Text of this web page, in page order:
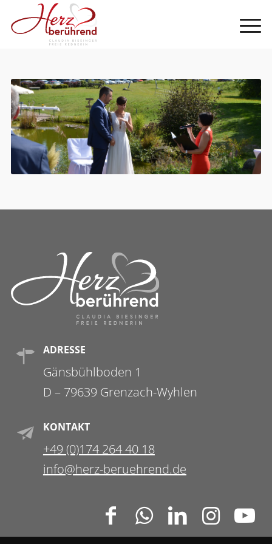
ADRESSE
Gänsbühlboden 1
D – 79639 Grenzach-Wyhlen
KONTAKT
+49 (0)174 264 40 18
info@herz-beruehrend.de